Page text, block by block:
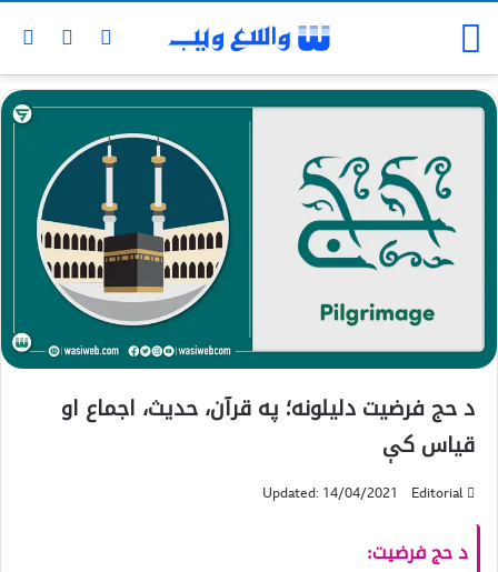
د حج فرضیت دلیلونه؛ په قرآن، حدیث، اجماع او
قیاس کې
Editorial
Updated: 14/04/2021
د حج فرضيت: